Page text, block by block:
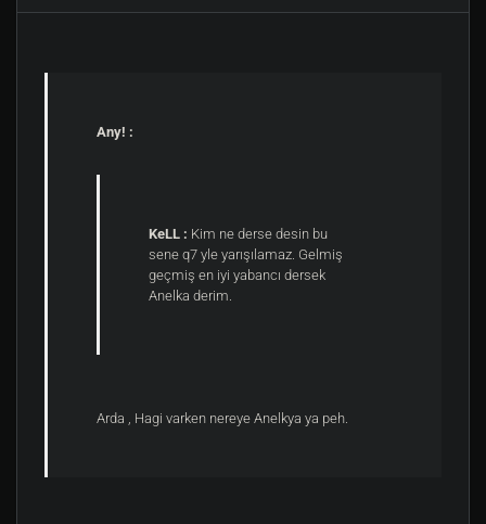
Any! :
KeLL : Kim ne derse desin bu
sene q7 yle yarışılamaz. Gelmiş
geçmiş en iyi yabancı dersek
Anelka derim.
Arda , Hagi varken nereye Anelkya ya peh.